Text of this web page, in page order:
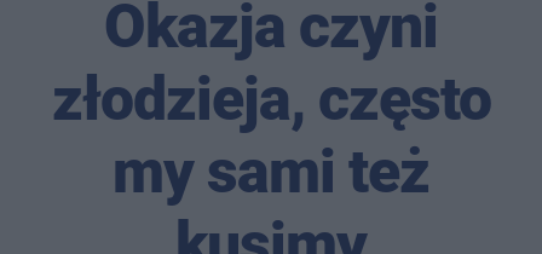
Okazja czyni
złodzieja, często
my sami też